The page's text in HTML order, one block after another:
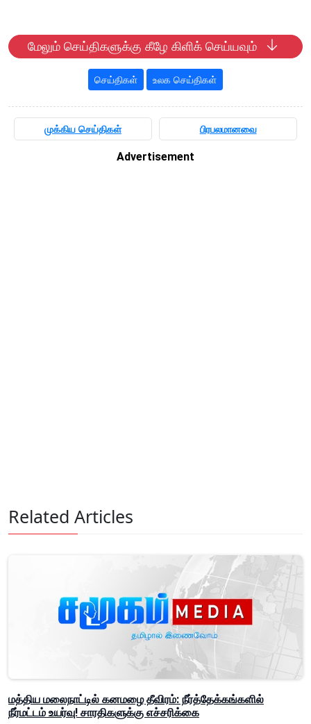
மேலும் செய்திகளுக்கு கீழே கிளிக் செய்யவும்
செய்திகள் உலக செய்திகள்
முக்கிய செய்திகள் பிரபலமானவை
Advertisement
Related Articles
மத்திய மலைநாட்டில் கனமழை தீவிரம்: நீர்த்தேக்கங்களில்
நீர்மட்டம் உயர்வு! சாரதிகளுக்கு எச்சரிக்கை